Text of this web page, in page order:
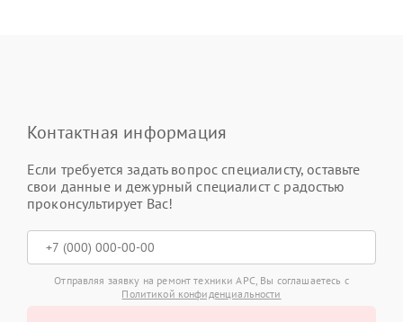
Контактная информация
Если требуется задать вопрос специалисту, оставьте
свои данные и дежурный специалист с радостью
проконсультирует Вас!
Отправляя заявку на ремонт техники APC, Вы соглашаетесь с
Политикой конфиденциальности